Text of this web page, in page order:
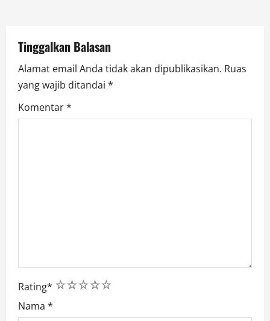
o
n
Tinggalkan Balasan
Alamat email Anda tidak akan dipublikasikan. Ruas
yang wajib ditandai *
Komentar*
Rating* 5
4
3
2
1
Nama *